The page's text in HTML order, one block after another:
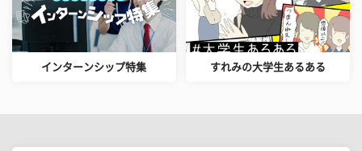
インターンシップ特集 すれみの大学生あるある